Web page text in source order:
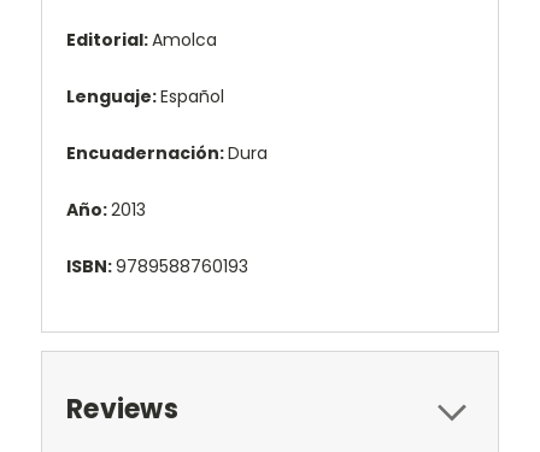
Editorial:Amolca
Lenguaje:Español
Encuadernación:Dura
Año:2013
ISBN:9789588760193
Reviews